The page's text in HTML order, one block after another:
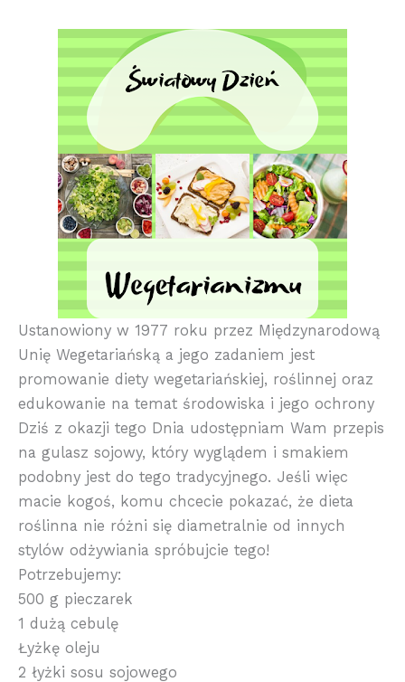
Ustanowiony w 1977 roku przez Międzynarodową
Unię Wegetariańską a jego zadaniem jest
promowanie diety wegetariańskiej, roślinnej oraz
edukowanie na temat środowiska i jego ochrony
Dziś z okazji tego Dnia udostępniam Wam przepis
na gulasz sojowy, który wyglądem i smakiem
podobny jest do tego tradycyjnego. Jeśli więc
macie kogoś, komu chcecie pokazać, że dieta
roślinna nie różni się diametralnie od innych
stylów odżywiania spróbujcie tego!
Potrzebujemy:
500 g pieczarek
1 dużą cebulę
Łyżkę oleju
2 łyżki sosu sojowego